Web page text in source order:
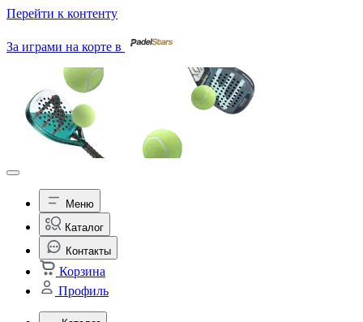
Перейти к контенту
За играми на корте в
Меню
Каталог
Контакты
Корзина
Профиль